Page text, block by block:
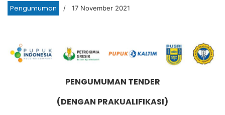
Pengumuman 17 November 2021
PENGUMUMAN TENDER
(DENGAN PRAKUALIFIKASI)